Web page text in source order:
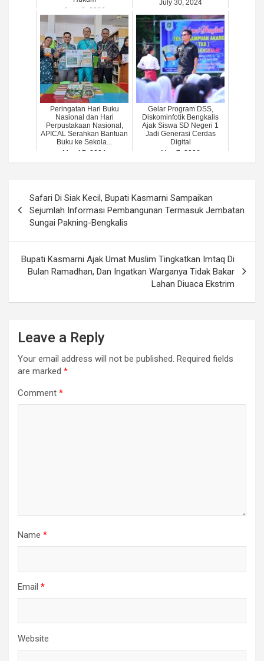
June 9, 2026
July 30, 2024
Peringatan Hari Buku
Nasional dan Hari
Perpustakaan Nasional,
APICAL Serahkan Bantuan
Buku ke Sekola...
May 17, 2024
Gelar Program DSS,
Diskominfotik Bengkalis
Ajak Siswa SD Negeri 1
Jadi Generasi Cerdas
Digital
May 7, 2026
navigation
Safari Di Siak Kecil, Bupati Kasmarni Sampaikan
Sejumlah Informasi Pembangunan Termasuk Jembatan
Sungai Pakning-Bengkalis
Bupati Kasmarni Ajak Umat Muslim Tingkatkan Imtaq Di
Bulan Ramadhan, Dan Ingatkan Warganya Tidak Bakar
Lahan Diuaca Ekstrim
Leave a Reply
Your email address will not be published. Required fields
are marked *
Comment *
Name *
Email *
Website